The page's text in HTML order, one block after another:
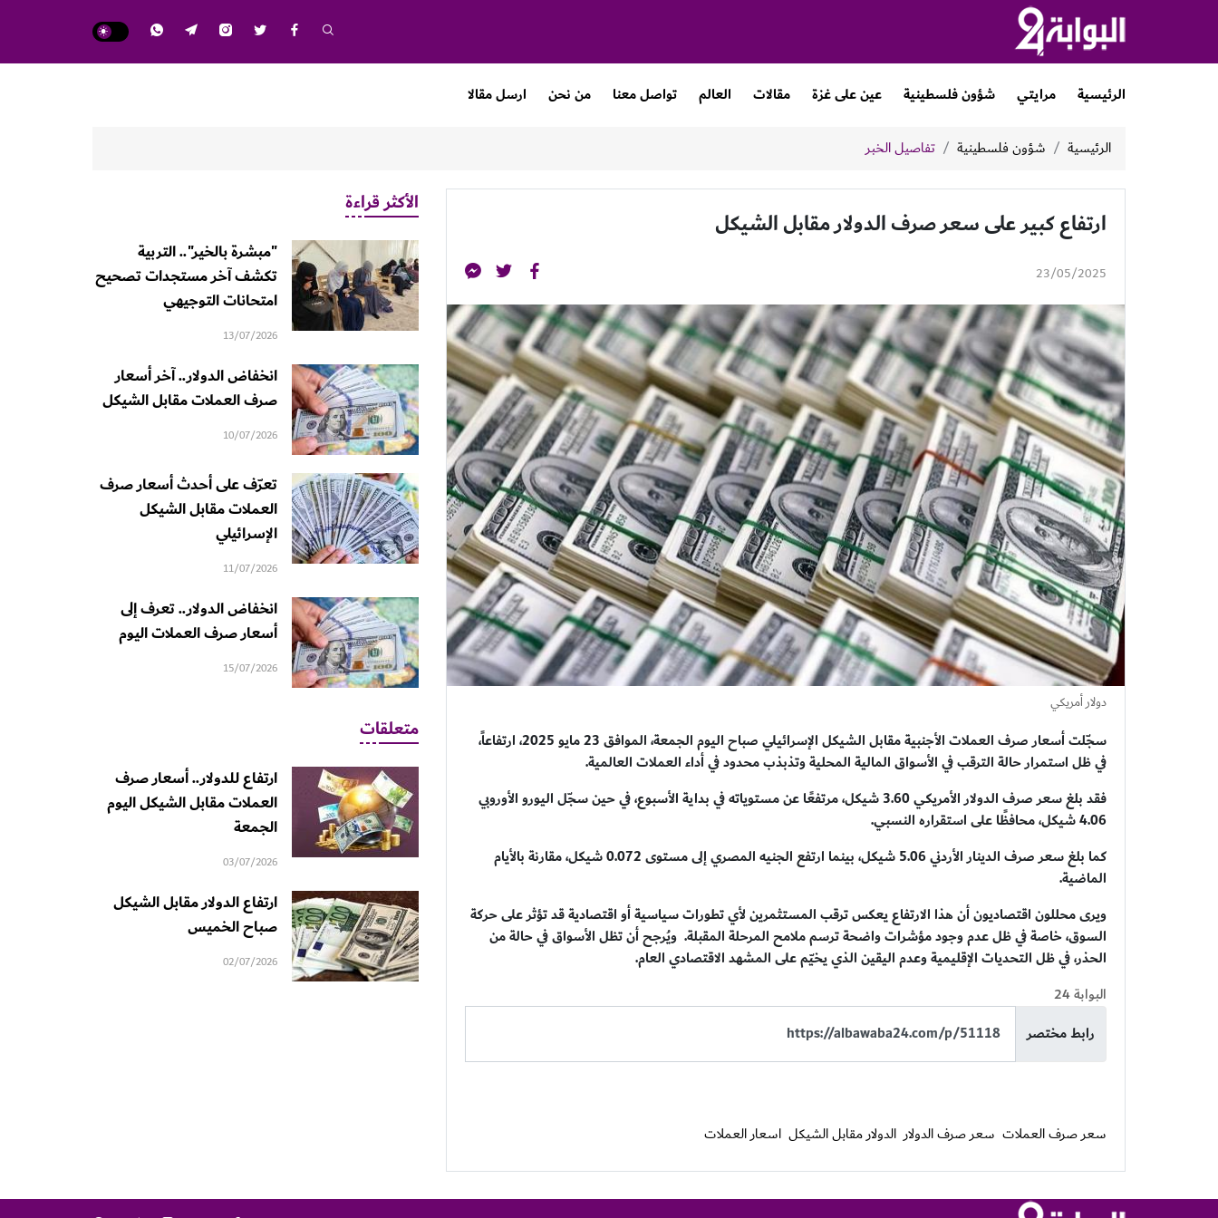
الرئيسية مرايتي شؤون فلسطينية عين على غزة مقالات العالم تواصل معنا من نحن ارسل مقالا
الرئيسية شؤون فلسطينية تفاصيل الخبر
ارتفاع كبير على سعر صرف الدولار مقابل الشيكل
23/05/2025
دولار أمريكي
سجّلت أسعار صرف العملات الأجنبية مقابل الشيكل الإسرائيلي صباح اليوم الجمعة، الموافق 23 مايو 2025، ارتفاعاً،
في ظل استمرار حالة الترقب في الأسواق المالية المحلية وتذبذب محدود في أداء العملات العالمية.
فقد بلغ سعر صرف الدولار الأمريكي 3.60 شيكل، مرتفعًا عن مستوياته في بداية الأسبوع، في حين سجّل اليورو الأوروبي
4.06 شيكل، محافظًا على استقراره النسبي.
كما بلغ سعر صرف الدينار الأردني 5.06 شيكل، بينما ارتفع الجنيه المصري إلى مستوى 0.072 شيكل، مقارنة بالأيام
الماضية.
ويرى محللون اقتصاديون أن هذا الارتفاع يعكس ترقب المستثمرين لأي تطورات سياسية أو اقتصادية قد تؤثر على حركة
السوق، خاصة في ظل عدم وجود مؤشرات واضحة ترسم ملامح المرحلة المقبلة. ويُرجح أن تظل الأسواق في حالة من
الحذر، في ظل التحديات الإقليمية وعدم اليقين الذي يخيّم على المشهد الاقتصادي العام.
البوابة 24
رابط مختصر
سعر صرف العملات سعر صرف الدولار الدولار مقابل الشيكل اسعار العملات
الأكثر قراءة
"مبشرة بالخير".. التربية
تكشف آخر مستجدات تصحيح
امتحانات التوجيهي
13/07/2026
انخفاض الدولار.. آخر أسعار
صرف العملات مقابل الشيكل
10/07/2026
تعرّف على أحدث أسعار صرف
العملات مقابل الشيكل
الإسرائيلي
11/07/2026
انخفاض الدولار.. تعرف إلى
أسعار صرف العملات اليوم
15/07/2026
متعلقات
ارتفاع للدولار.. أسعار صرف
العملات مقابل الشيكل اليوم
الجمعة
03/07/2026
ارتفاع الدولار مقابل الشيكل
صباح الخميس
02/07/2026